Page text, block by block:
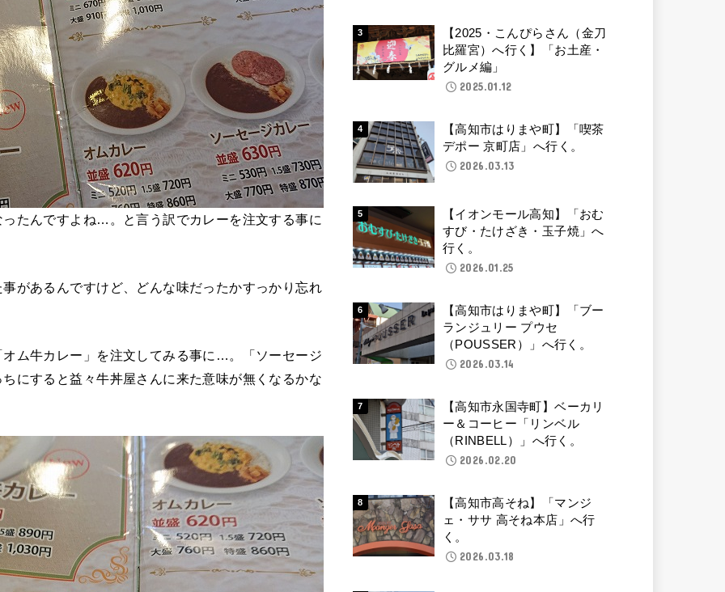
たんですよね…。と言う訳でカレーを注文する事に
があるんですけど、どんな味だったかすっかり忘れ
ム牛カレー」を注文してみる事に…。「ソーセージ
にすると益々牛丼屋さんに来た意味が無くなるかな
【2025・こんぴらさん（金刀
比羅宮）へ行く】「お土産・
グルメ編」
2025.01.12
【高知市はりまや町】「喫茶
デポー 京町店」へ行く。
2026.03.13
【イオンモール高知】「おむ
すび・たけざき・玉子焼」へ
行く。
2026.01.25
【高知市はりまや町】「ブー
ランジュリー プウセ
（POUSSER）」へ行く。
2026.03.14
【高知市永国寺町】ベーカリ
ー＆コーヒー「リンベル
（RINBELL）」へ行く。
2026.02.20
【高知市高そね】「マンジ
ェ・ササ 高そね本店」へ行
く。
2026.03.18